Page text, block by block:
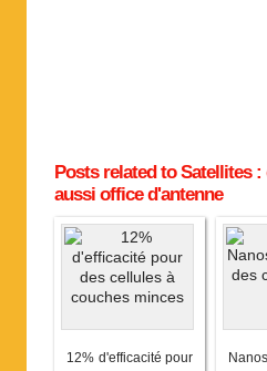
Posts related to Satellites
aussi office d'antenne
12% d'efficacité pour